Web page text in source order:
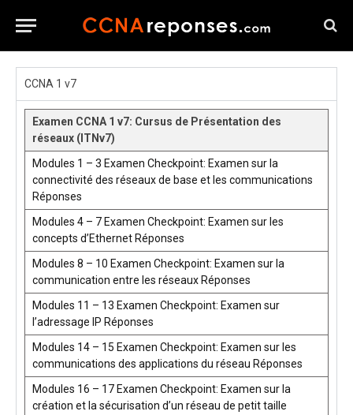
CCNA 1 v7
Examen CCNA 1 v7: Cursus de Présentation des
réseaux (ITNv7)
Modules 1 – 3 Examen Checkpoint: Examen sur la
connectivité des réseaux de base et les communications
Réponses
Modules 4 – 7 Examen Checkpoint: Examen sur les
concepts d’Ethernet Réponses
Modules 8 – 10 Examen Checkpoint: Examen sur la
communication entre les réseaux Réponses
Modules 11 – 13 Examen Checkpoint: Examen sur
l’adressage IP Réponses
Modules 14 – 15 Examen Checkpoint: Examen sur les
communications des applications du réseau Réponses
Modules 16 – 17 Examen Checkpoint: Examen sur la
création et la sécurisation d’un réseau de petit taille